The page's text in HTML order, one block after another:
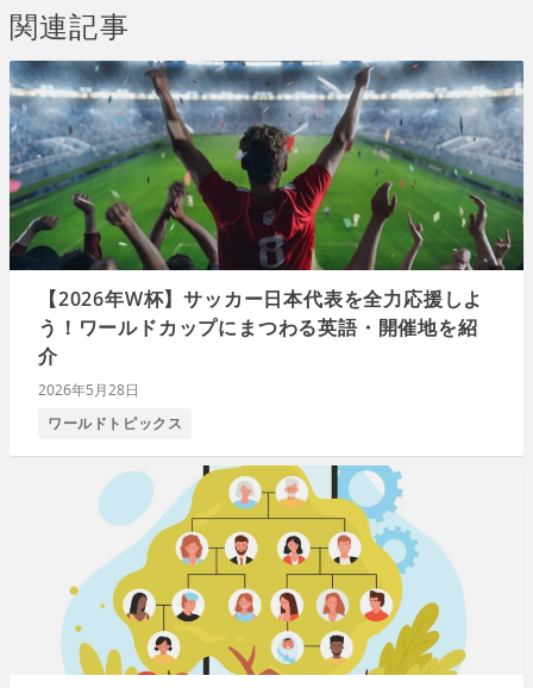
関連記事
【2026年W杯】サッカー日本代表を全力応援しよ
う！ワールドカップにまつわる英語・開催地を紹
介
2026年5月28日
ワールドトピックス